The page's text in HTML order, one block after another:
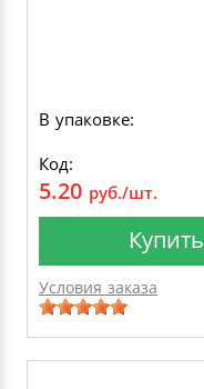
В упаковке:
Код:
5.20 руб./шт.
Купить
Условия заказа